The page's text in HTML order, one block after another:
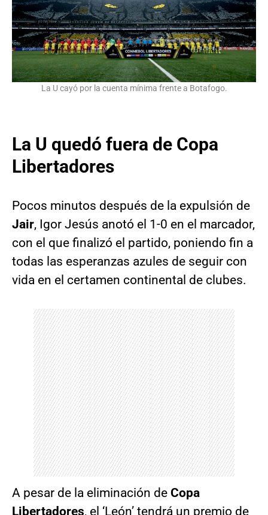
La U cayó por la cuenta mínima frente a Botafogo.
La U quedó fuera de Copa
Libertadores
Pocos minutos después de la expulsión de
Jair, Igor Jesús anotó el 1-0 en el marcador,
con el que finalizó el partido, poniendo fin a
todas las esperanzas azules de seguir con
vida en el certamen continental de clubes.
A pesar de la eliminación de Copa
Libertadores, el ‘León’ tendrá un premio de